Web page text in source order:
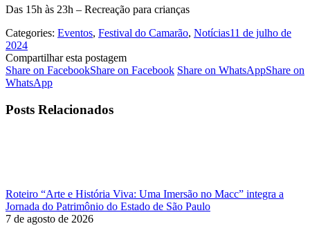
Das 15h às 23h – Recreação para crianças
Categories: Eventos, Festival do Camarão, Notícias11 de julho de
2024
Compartilhar esta postagem
Share on FacebookShare on Facebook Share on WhatsAppShare on
WhatsApp
Posts Relacionados
Roteiro “Arte e História Viva: Uma Imersão no Macc” integra a
Jornada do Patrimônio do Estado de São Paulo
7 de agosto de 2026